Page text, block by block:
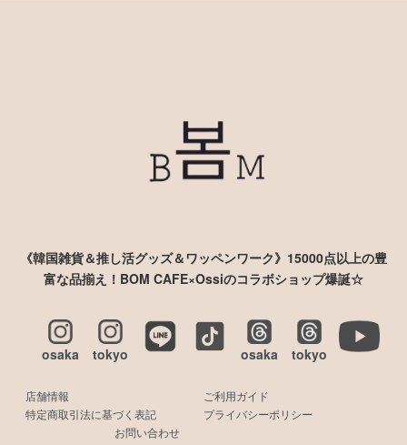
《韓国雑貨＆推し活グッズ＆ワッペンワーク》15000点以上の豊
富な品揃え！BOM CAFE×Ossiのコラボショップ爆誕☆
osaka tokyo osaka tokyo
店舗情報
ご利用ガイド
特定商取引法に基づく表記
プライバシーポリシー
お問い合わせ